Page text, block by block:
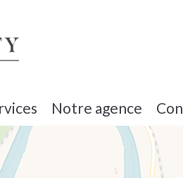
Notre agence